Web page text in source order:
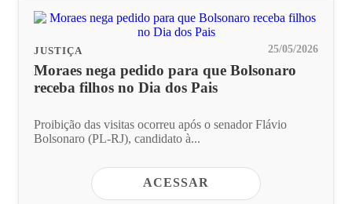
JUSTIÇA 25/05/2026
Moraes nega pedido para que Bolsonaro
receba filhos no Dia dos Pais
Proibição das visitas ocorreu após o senador Flávio
Bolsonaro (PL-RJ), candidato à...
ACESSAR